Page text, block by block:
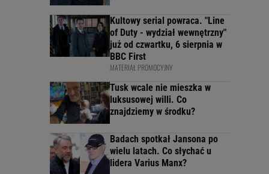
Kultowy serial powraca. "Line
of Duty - wydział wewnętrzny"
już od czwartku, 6 sierpnia w
BBC First
MATERIAŁ PROMOCYJNY
Tusk wcale nie mieszka w
luksusowej willi. Co
znajdziemy w środku?
Badach spotkał Jansona po
wielu latach. Co słychać u
lidera Varius Manx?